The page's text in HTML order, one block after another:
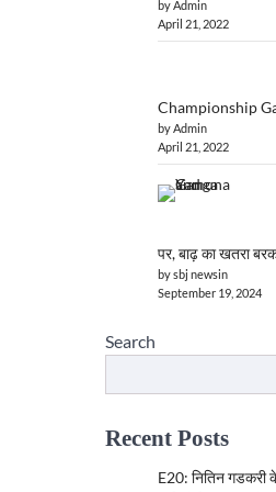
by Admin
April 21, 2022
Championship
by Admin
April 21, 2022
पर, बाढ़ का खतरा
by sbj newsin
September 19, 2024
Search
Recent Posts
E20: नितिन गडकरी